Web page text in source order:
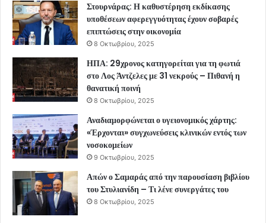
Στουρνάρας: Η καθυστέρηση εκδίκασης
υποθέσεων αφερεγγυότητας έχουν σοβαρές
επιπτώσεις στην οικονομία
8 Οκτωβρίου, 2025
ΗΠΑ: 29χρονος κατηγορείται για τη φωτιά
στο Λος Άντζελες με 31 νεκρούς – Πιθανή η
θανατική ποινή
8 Οκτωβρίου, 2025
Αναδιαμορφώνεται ο υγειονομικός χάρτης:
«Έρχονται» συγχωνεύσεις κλινικών εντός των
νοσοκομείων
9 Οκτωβρίου, 2025
Απών ο Σαμαράς από την παρουσίαση βιβλίου
του Στυλιανίδη – Τι λένε συνεργάτες του
8 Οκτωβρίου, 2025